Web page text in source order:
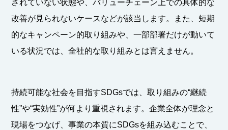
されていない状態や、バリューチェーン上での具体的な
改善が見られないケースなどが該当します。また、短期
的なキャンペーン的取り組みや、一部部署だけが動いて
いる状況では、全社的な取り組みとは言えません。
持続可能な社会を目指すSDGsでは、取り組みの“継続
性”や“実効性”が何より重視されます。企業全体が理念と
現場をつなげ、事業の本質にSDGsを組み込むことで、